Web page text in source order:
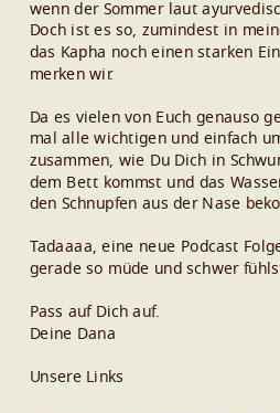
wenn der Sommer laut
Doch ist es so, zumindest in
das Kapha noch einen starken
merken wir.
Da es vielen von Euch genauso
mal alle wichtigen und einfach
zusammen, wie Du Dich in
dem Bett kommst und das
den Schnupfen aus der Nase
Tadaaaa, eine neue Podcast
gerade so müde und schwer
Pass auf Dich auf.
Deine Dana
Unsere Links